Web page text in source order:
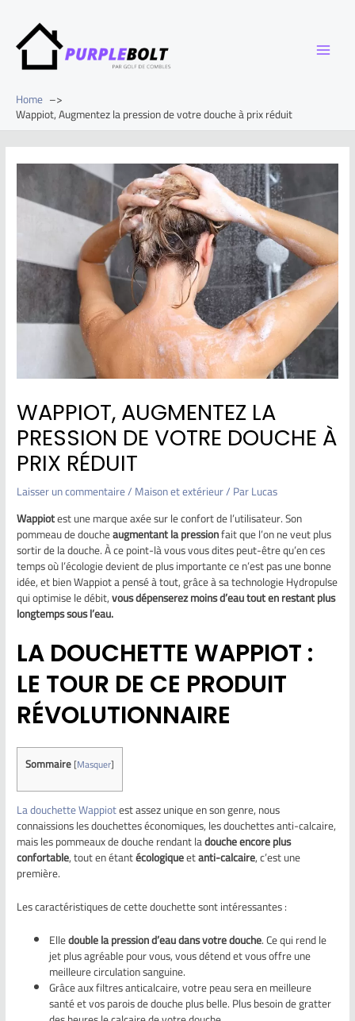
Home
Wappiot, Augmentez la pression de votre douche à prix réduit
WAPPIOT, AUGMENTEZ LA
PRESSION DE VOTRE DOUCHE À
PRIX RÉDUIT
Laisser un commentaire/Maison et extérieur/ ParLucas
Wappiotest une marque axée sur le confort de l’utilisateur. Son
pommeau de doucheaugmentant la pressionfait que l’on ne veut plus
sortir de la douche. À ce point-là vous vous dites peut-être qu’en ces
temps où l’écologie devient de plus importante ce n’est pas une bonne
idée, et bien Wappiot a pensé à tout, grâce à sa technologie Hydropulse
qui optimise le débit,vous dépenserez moins d’eau tout en restant plus
longtemps sous l’eau.
LA DOUCHETTE WAPPIOT :
LE TOUR DE CE PRODUIT
RÉVOLUTIONNAIRE
Sommaire[Masquer]
La douchette Wappiotest assez unique en son genre, nous
connaissions les douchettes économiques, les douchettes anti-calcaire,
mais les pommeaux de douche rendant ladouche encore plus
confortable, tout en étantécologiqueetanti-calcaire, c’est une
première.
Les caractéristiques de cette douchette sont intéressantes :
Elledouble la pression d’eau dans votre douche. Ce qui rend le
jet plus agréable pour vous, vous détend et vous offre une
meilleure circulation sanguine.
Grâce aux filtres anticalcaire, votre peau sera en meilleure
santé et vos parois de douche plus belle. Plus besoin de gratter